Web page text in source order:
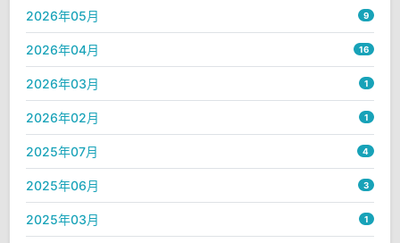
2026年05月 9
2026年04月 16
2026年03月 1
2026年02月 1
2025年07月 4
2025年06月 3
2025年03月 1